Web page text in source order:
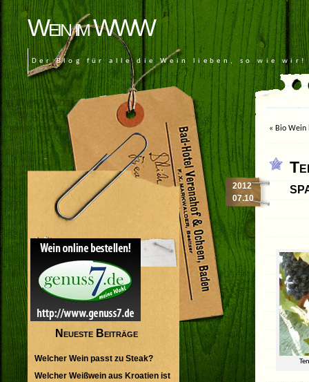
Wein im WWW
Der Blog für alle die Wein lieben, so wie wir!
« Bio Wein
2012
07.10
Neueste Beiträge
Welcher Wein passt zu Steak?
Welcher Weißwein aus Kroatien ist